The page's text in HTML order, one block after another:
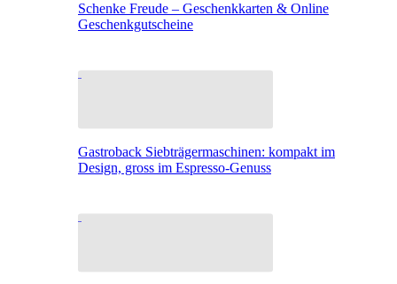
Schenke Freude – Geschenkkarten & Online
Geschenkgutscheine
Gastroback Siebträgermaschinen: kompakt im
Design, gross im Espresso-Genuss